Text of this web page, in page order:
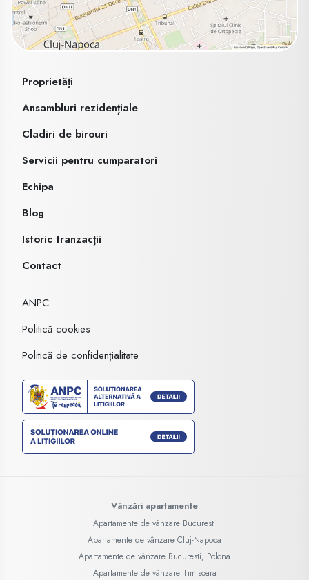
Proprietăți
Ansambluri rezidențiale
Cladiri de birouri
Servicii pentru cumparatori
Echipa
Blog
Istoric tranzacții
Contact
ANPC
Politică cookies
Politică de confidențialitate
Vânzări apartamente
Apartamente de vânzare Bucuresti
Apartamente de vânzare Cluj-Napoca
Apartamente de vânzare Bucuresti, Polona
Apartamente de vânzare Timisoara